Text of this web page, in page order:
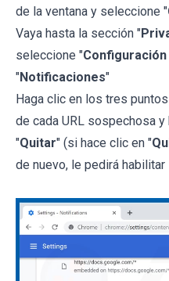
de la ventana y seleccione "
Vaya hasta la sección "
seleccione "
"Notificaciones"
Haga clic en los tres
de cada URL sospechosa y
"Quitar" (si hace clic en "
de nuevo, le pedirá